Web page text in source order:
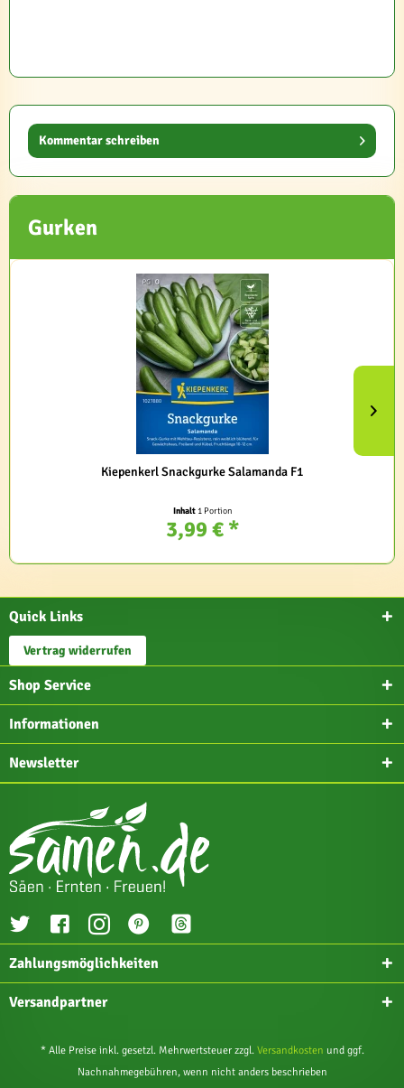
Kommentar schreiben
Gurken
Kiepenkerl Snackgurke Salamanda F1
Inhalt 1 Portion
3,99 € *
Quick Links
Vertrag widerrufen
Shop Service
Informationen
Newsletter
Zahlungsmöglichkeiten
Versandpartner
* Alle Preise inkl. gesetzl. Mehrwertsteuer zzgl. Versandkosten und ggf.
Nachnahmegebühren, wenn nicht anders beschrieben